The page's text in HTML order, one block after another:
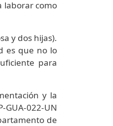
laborar como
y dos hijas).
es que no lo
para
y la
022-UN
de